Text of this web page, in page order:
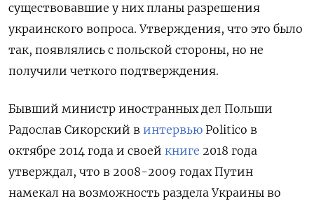
существовавшие у них планы разрешения
украинского вопроса. Утверждения, что это было
так, появлялись с польской стороны, но не
получили четкого подтверждения.
Бывший министр иностранных дел Польши
Радослав Сикорский в интервью Politico в
октябре 2014 года и своей книге 2018 года
утверждал, что в 2008-2009 годах Путин
намекал на возможность раздела Украины во